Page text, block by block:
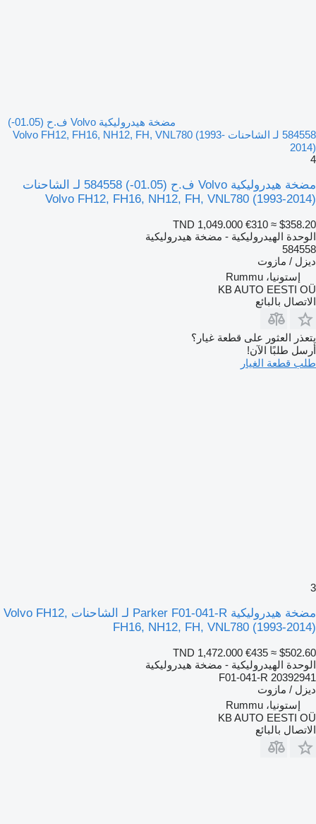
مضخة هيدروليكية Volvo ف.ح (01.05-)
584558 لـ الشاحنات Volvo FH12, FH16, NH12, FH, VNL780 (1993-
2014)
4
مضخة هيدروليكية Volvo ف.ح (01.05-) 584558 لـ الشاحنات
Volvo FH12, FH16, NH12, FH, VNL780 (1993-2014)
TND 1,049.000 €310 ≈ $358.20
الوحدة الهيدروليكية - مضخة هيدروليكية
584558
ديزل / مازوت
إستونيا، Rummu
KB AUTO EESTI OÜ
الاتصال بالبائع
يتعذر العثور على قطعة غيار؟
أرسل طلبًا الآن!
طلب قطعة الغيار
3
مضخة هيدروليكية Parker F01-041-R لـ الشاحنات Volvo FH12,
FH16, NH12, FH, VNL780 (1993-2014)
TND 1,472.000 €435 ≈ $502.60
الوحدة الهيدروليكية - مضخة هيدروليكية
F01-041-R 20392941
ديزل / مازوت
إستونيا، Rummu
KB AUTO EESTI OÜ
الاتصال بالبائع